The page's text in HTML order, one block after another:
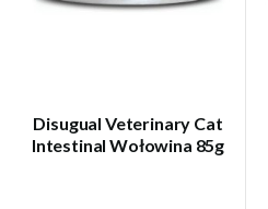
Disugual Veterinary Cat
Intestinal Wołowina 85g